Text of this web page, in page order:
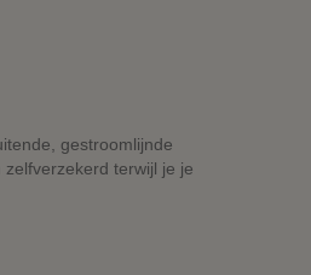
gestroomlijnde
terwijl je je